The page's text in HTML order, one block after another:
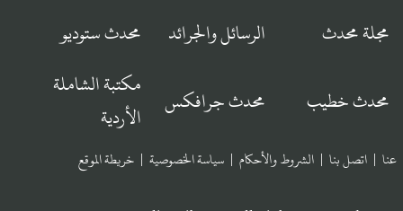
مجلة محدث
الرسائل والجرائد محدث ستوديو
محدث خطيب محدث جرافكس
مكتبة الشاملة
الأردية
عنا | اتصل بنا | الشروط والأحكام | سياسة الخصوصية | خريطة الموقع